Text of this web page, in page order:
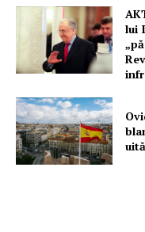
Contact
lui